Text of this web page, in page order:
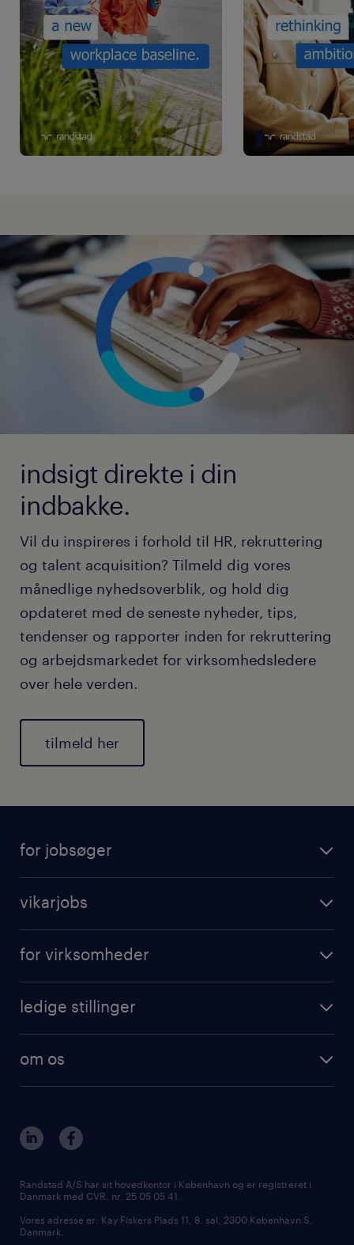
indsigt direkte i din
indbakke.
Vil du inspireres i forhold til HR, rekruttering
og talent acquisition? Tilmeld dig vores
månedlige nyhedsoverblik, og hold dig
opdateret med de seneste nyheder, tips,
tendenser og rapporter inden for rekruttering
og arbejdsmarkedet for virksomhedsledere
over hele verden.
tilmeld her
for jobsøger
vikarjobs
for virksomheder
ledige stillinger
om os
Randstad A/S har sit hovedkontor i København og er registreret i
Danmark med CVR. nr. 25 05 05 41.
Vores adresse er: Kay Fiskers Plads 11, 8. sal, 2300 København S,
Danmark.